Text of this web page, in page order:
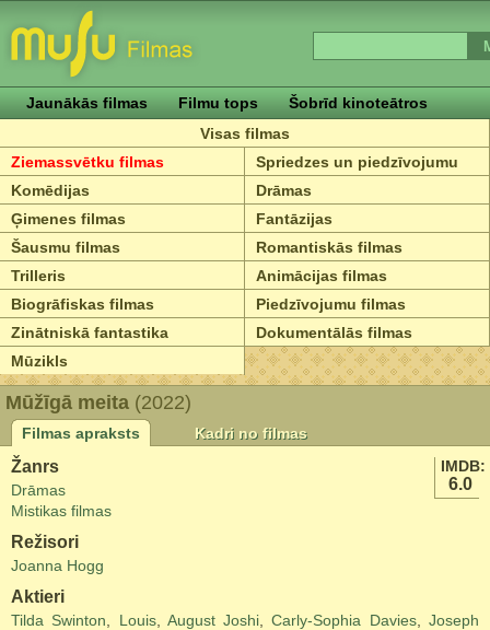
Jaunākās filmas Filmu tops
Šobrīd kinoteātros
Visas filmas
Ziemassvētku filmas
Spriedzes un piedzīvojumu
Komēdijas
Drāmas
Ģimenes filmas
Fantāzijas
Šausmu filmas
Romantiskās filmas
Trilleris
Animācijas filmas
Biogrāfiskas filmas
Piedzīvojumu filmas
Zinātniskā fantastika
Dokumentālās filmas
Mūzikls
Mūžīgā meita (2022)
Filmas apraksts
Kadri no filmas
IMDB:
6.0
Žanrs
Drāmas
Mistikas filmas
Režisori
Joanna Hogg
Aktieri
Tilda Swinton Louis, August Joshi ,Carly-Sophia Davies,Joseph